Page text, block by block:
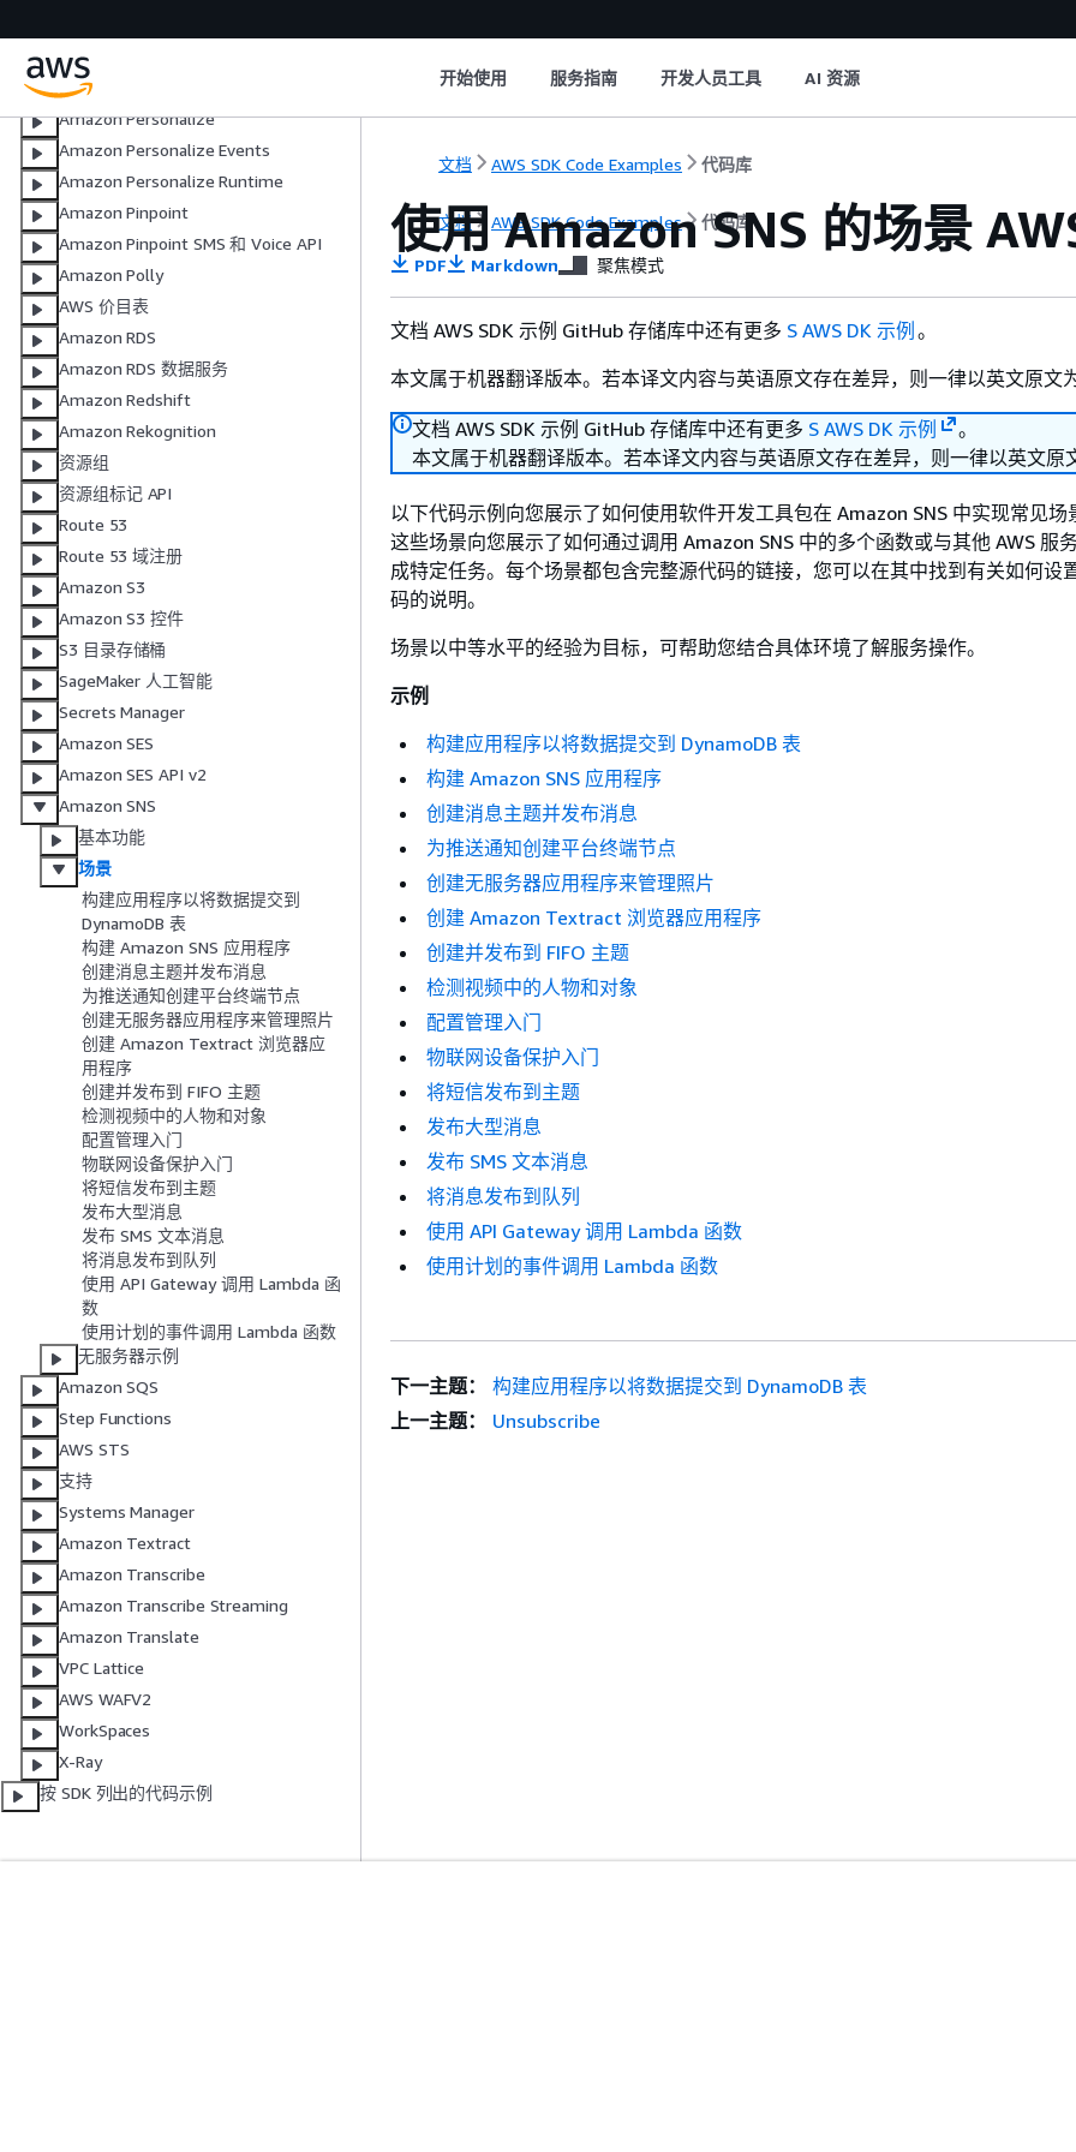
开始使用 服务指南 开发人员工具 AI 资源
合作伙伴中心
AWS Payment Cryptography
Amazon Personalize
Amazon Personalize Events
Amazon Personalize Runtime
Amazon Pinpoint
Amazon Pinpoint SMS 和 Voice API
Amazon Polly
AWS 价目表
Amazon RDS
Amazon RDS 数据服务
Amazon Redshift
Amazon Rekognition
资源组
资源组标记 API
Route 53
Route 53 域注册
Amazon S3
Amazon S3 控件
S3 目录存储桶
SageMaker 人工智能
Secrets Manager
Amazon SES
Amazon SES API v2
Amazon SNS
基本功能
场景
构建应用程序以将数据提交到
DynamoDB 表
构建 Amazon SNS 应用程序
创建消息主题并发布消息
为推送通知创建平台终端节点
创建无服务器应用程序来管理照片
创建 Amazon Textract 浏览器应
用程序
创建并发布到 FIFO 主题
检测视频中的人物和对象
配置管理入门
物联网设备保护入门
将短信发布到主题
发布大型消息
发布 SMS 文本消息
将消息发布到队列
使用 API Gateway 调用 Lambda 函
数
使用计划的事件调用 Lambda 函数
无服务器示例
Amazon SQS
Step Functions
AWS STS
支持
Systems Manager
Amazon Textract
Amazon Transcribe
Amazon Transcribe Streaming
Amazon Translate
VPC Lattice
AWS WAFV2
WorkSpaces
X-Ray
按 SDK 列出的代码示例
文档 AWS SDK Code Examples 代码库
文档 AWS SDK Code Examples 代码库
使用 Amazon SNS 的场景
PDF Markdown 聚焦模式
文档 AWS SDK 示例 GitHub 存储库中还有更多 S AWS DK 示例 。
本文属于机器翻译版本。若本译文内容与英语原文存在差异，则一律以英文原文为
文档 AWS SDK 示例 GitHub 存储库中还有更多 S AWS DK 示例
。
本文属于机器翻译版本。若本译文内容与英语原文存在差异，则一律以英文原
以下代码示例向您展示了如何使用软件开发工具包在 Amazon SNS 中实现常见场
这些场景向您展示了如何通过调用 Amazon SNS 中的多个函数或与其他 AWS 服
成特定任务。每个场景都包含完整源代码的链接，您可以在其中找到有关如何设
码的说明。
场景以中等水平的经验为目标，可帮助您结合具体环境了解服务操作。
示例
构建应用程序以将数据提交到 DynamoDB 表
构建 Amazon SNS 应用程序
创建消息主题并发布消息
为推送通知创建平台终端节点
创建无服务器应用程序来管理照片
创建 Amazon Textract 浏览器应用程序
创建并发布到 FIFO 主题
检测视频中的人物和对象
配置管理入门
物联网设备保护入门
将短信发布到主题
发布大型消息
发布 SMS 文本消息
将消息发布到队列
使用 API Gateway 调用 Lambda 函数
使用计划的事件调用 Lambda 函数
下一主题：
构建应用程序以将数据提交到 DynamoDB 表
上一主题：
Unsubscribe